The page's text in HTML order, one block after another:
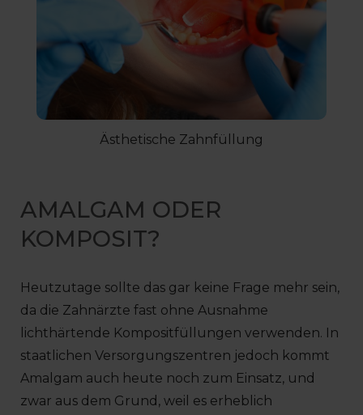
Ästhetische Zahnfüllung
AMALGAM ODER
KOMPOSIT?
Heutzutage sollte das gar keine Frage mehr sein,
da die Zahnärzte fast ohne Ausnahme
lichthärtende Kompositfüllungen verwenden. In
staatlichen Versorgungszentren jedoch kommt
Amalgam auch heute noch zum Einsatz, und
zwar aus dem Grund, weil es erheblich